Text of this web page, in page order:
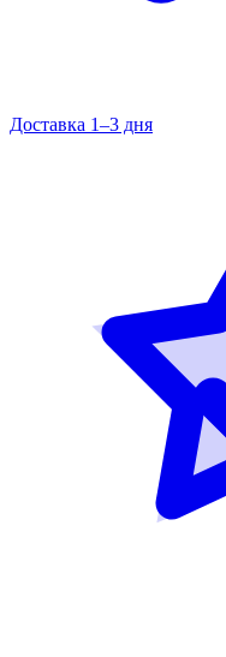
Доставка 1–3 дня